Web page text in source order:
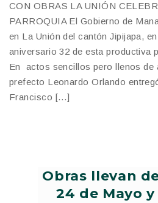
CON OBRAS LA UNIÓN
PARROQUIA El Gobierno de
en La Unión del cantón Jipijapa,
aniversario 32 de esta productiva
En actos sencillos pero llenos de
prefecto Leonardo Orlando
Francisco […]
Obras llevan
24 de Mayo